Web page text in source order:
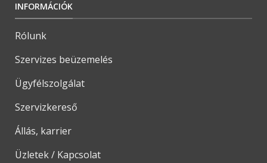
INFORMÁCIÓK
Rólunk
Szervizes beüzemelés
Ügyfélszolgálat
Szervizkereső
Állás, karrier
Üzletek / Kapcsolat